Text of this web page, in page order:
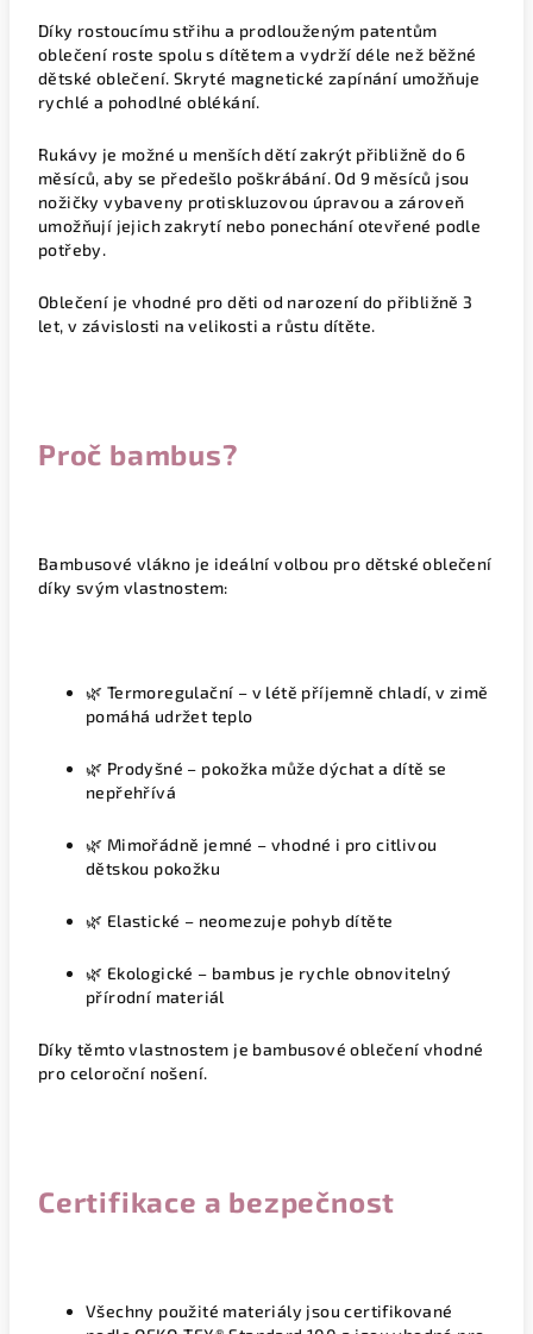
Díky rostoucímu střihu a prodlouženým patentům
oblečení roste spolu s dítětem a vydrží déle než běžné
dětské oblečení. Skryté magnetické zapínání umožňuje
rychlé a pohodlné oblékání.
Rukávy je možné u menších dětí zakrýt přibližně do 6
měsíců, aby se předešlo poškrábání. Od 9 měsíců jsou
nožičky vybaveny protiskluzovou úpravou a zároveň
umožňují jejich zakrytí nebo ponechání otevřené podle
potřeby.
Oblečení je vhodné pro dětiod narození do přibližně 3
let, v závislosti na velikosti a růstu dítěte.
Proč bambus?
Bambusové vlákno je ideální volbou pro dětské oblečení
díky svým vlastnostem:
🌿 Termoregulační – v létě příjemně chladí, v zimě
pomáhá udržet teplo
🌿 Prodyšné – pokožka může dýchat a dítě se
nepřehřívá
🌿 Mimořádně jemné – vhodné i pro citlivou
dětskou pokožku
🌿 Elastické – neomezuje pohyb dítěte
🌿 Ekologické – bambus je rychle obnovitelný
přírodní materiál
Díky těmto vlastnostem je bambusové oblečení vhodné
pro celoroční nošení.
Certifikace a bezpečnost
Všechny použité materiály jsou certifikované